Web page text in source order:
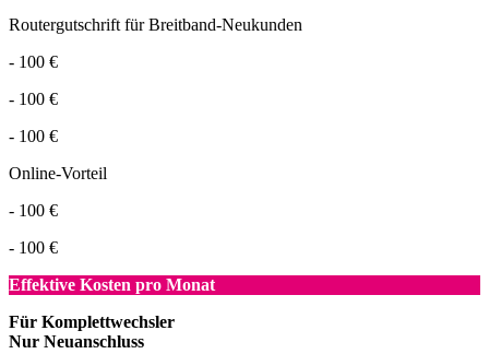
Routergutschrift für Breitband-Neukunden
- 100 €
- 100 €
- 100 €
Online-Vorteil
- 100 €
- 100 €
Effektive Kosten pro Monat
Für Komplettwechsler
Nur Neuanschluss